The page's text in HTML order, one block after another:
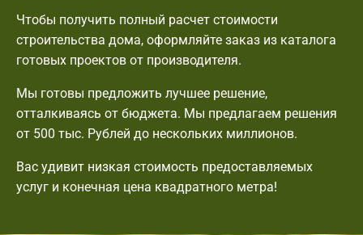
Чтобы получить полный расчет стоимости
строительства дома, оформляйте заказ из каталога
готовых проектов от производителя.
Мы готовы предложить лучшее решение,
отталкиваясь от бюджета. Мы предлагаем решения
от 500 тыс. Рублей до нескольких миллионов.
Вас удивит низкая стоимость предоставляемых
услуг и конечная цена квадратного метра!